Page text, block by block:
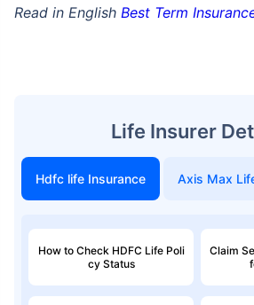
Read in English Best Term
Life Insurer
Hdfc life Insurance Axis Max
How to Check HDFC Life Poli
cy Status
Claim